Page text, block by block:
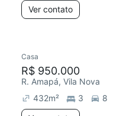
Ver contato
Casa
R$ 950.000
R. Amapá, Vila Nova
432m² 3
8